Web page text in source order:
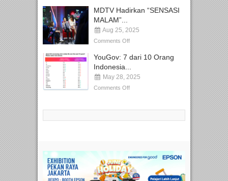
MDTV Hadirkan “SENSASI
MALAM”...
Aug 25, 2025
Comments Off
YouGov: 7 dari 10 Orang
Indonesia...
May 28, 2025
Comments Off